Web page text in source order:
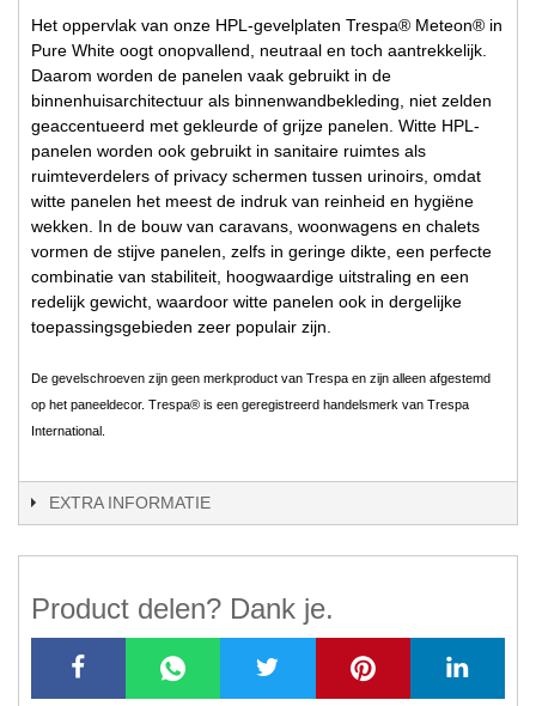
Het oppervlak van onze HPL-gevelplaten Trespa® Meteon® in
Pure White oogt onopvallend, neutraal en toch aantrekkelijk.
Daarom worden de panelen vaak gebruikt in de
binnenhuisarchitectuur als binnenwandbekleding, niet zelden
geaccentueerd met gekleurde of grijze panelen. Witte HPL-
panelen worden ook gebruikt in sanitaire ruimtes als
ruimteverdelers of privacy schermen tussen urinoirs, omdat
witte panelen het meest de indruk van reinheid en hygiëne
wekken. In de bouw van caravans, woonwagens en chalets
vormen de stijve panelen, zelfs in geringe dikte, een perfecte
combinatie van stabiliteit, hoogwaardige uitstraling en een
redelijk gewicht, waardoor witte panelen ook in dergelijke
toepassingsgebieden zeer populair zijn.
De gevelschroeven zijn geen merkproduct van Trespa en zijn alleen afgestemd
op het paneeldecor. Trespa® is een geregistreerd handelsmerk van Trespa
International.
EXTRA INFORMATIE
Product delen? Dank je.